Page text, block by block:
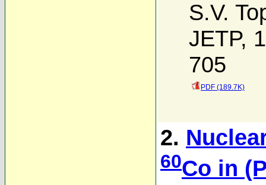
S.V.
JETP,
705
PDF (189.7K)
2.
60Co in